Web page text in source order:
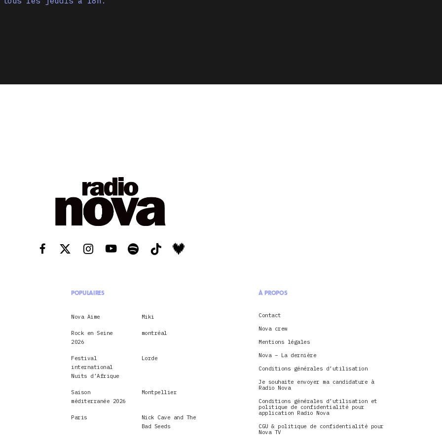
POPULAIRES
Nova Aime Miki
Rock en Seine
2026
montréal
Festival
international
Nuits d’Afrique
Lorde
Saison
méditerranée 2026
Montpellier
Paris
Nick Cave and The
Bad Seeds
À PROPOS
Contact
Nova crew
Mentions légales
Nova – La dernière
Conditions générales d’utilisation
Je souhaite envoyer ma candidature à
Radio Nova
Conditions générales d’utilisation et
politique de confidentialité pour
application Radio Nova
CGU & politique de confidentialité pour
Nova TV